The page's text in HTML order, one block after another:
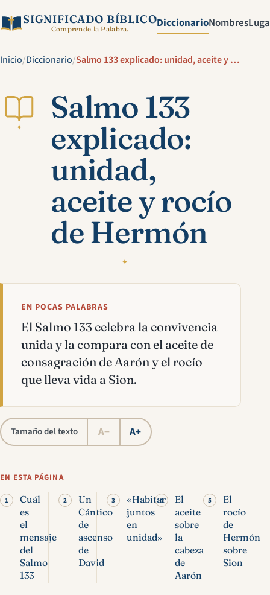
SIGNIFICADO BÍBLICO
Comprende la Palabra. DiccionarioNombres
Inicio/Diccionario/ Salmo 133 explicado: unidad, aceite y rocío de Hermón
✦
Salmo 133
explicado:
unidad,
aceite y rocío
de Hermón
✦
EN POCAS PALABRAS
El Salmo 133 celebra la convivencia
unida y la compara con el aceite de
consagración de Aarón y el rocío
que lleva vida a Sion.
Tamaño del texto A− A+
EN ESTA PÁGINA
Cuál
es
el
mensaje
del
Salmo
133
Un
Cántico
de
ascenso
de
David
«Habitar
juntos
en
unidad»
El
aceite
sobre
la
cabeza
de
Aarón
El
rocío
de
Hermón
sobre
Sion